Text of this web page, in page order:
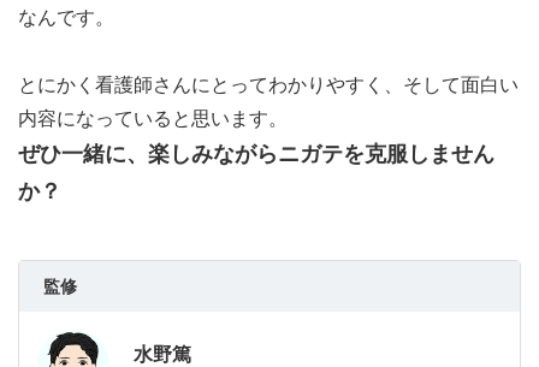
なんです。
とにかく看護師さんにとってわかりやすく、そして面白い
内容になっていると思います。
ぜひ一緒に、楽しみながらニガテを克服しません
か？
監修
水野篤